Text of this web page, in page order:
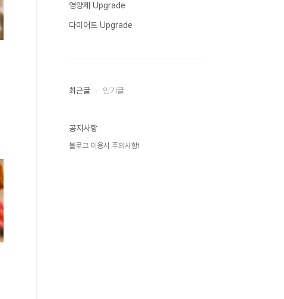
영양제 Upgrade
다이어트 Upgrade
최근글 인기글
공지사항
블로그 이용시 주의사항!